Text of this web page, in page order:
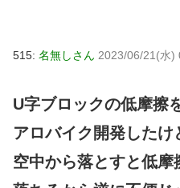
515: 名無しさん 2023/06/21(水)
U字ブロックの低摩擦
アロバイク開発したけ
空中から落とすと低摩